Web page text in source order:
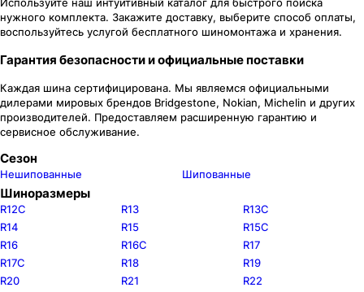
нужного комплекта. Закажите доставку, выберите способ оплаты,
воспользуйтесь услугой бесплатного шиномонтажа и хранения.
Гарантия безопасности и официальные поставки
Каждая шина сертифицирована. Мы являемся официальными
дилерами мировых брендов Bridgestone, Nokian, Michelin и других
производителей. Предоставляем расширенную гарантию и
сервисное обслуживание.
Сезон
Нешипованные Шипованные
Шиноразмеры
R12C R13
R13C
R14
R15
R15C
R16
R16C
R17
R17C
R18
R19
R20
R21
R22